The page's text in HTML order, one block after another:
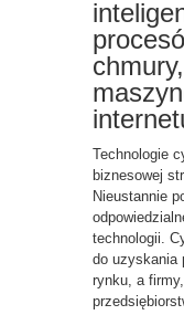
Technologie
biznesowej
Nieustannie
technologii.
do uzyskania
rynku, a